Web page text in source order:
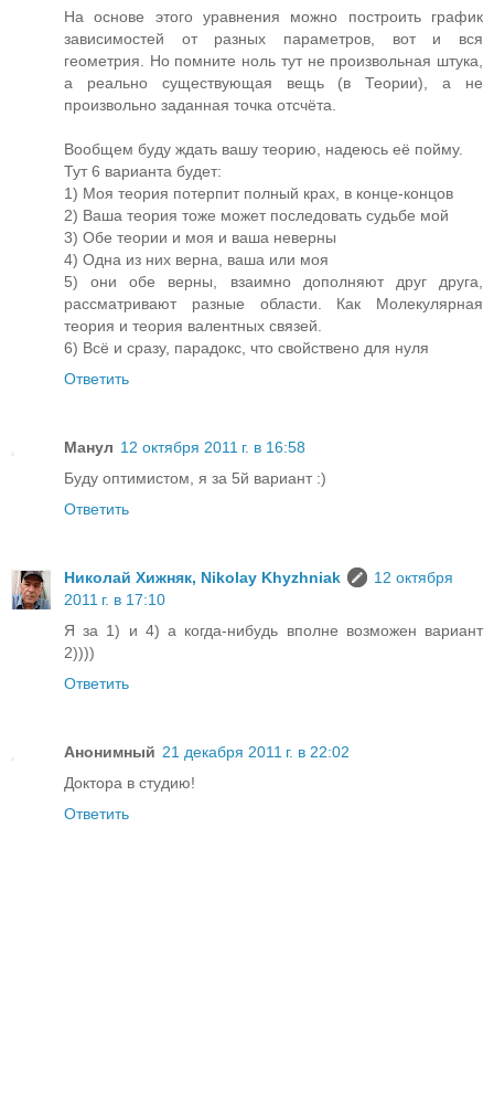
На основе этого уравнения можно построить график
зависимостей от разных параметров, вот и вся
геометрия. Но помните ноль тут не произвольная штука,
а реально существующая вещь (в Теории), а не
произвольно заданная точка отсчёта.
Вообщем буду ждать вашу теорию, надеюсь её пойму.
Тут 6 варианта будет:
1) Моя теория потерпит полный крах, в конце-концов
2) Ваша теория тоже может последовать судьбе мой
3) Обе теории и моя и ваша неверны
4) Одна из них верна, ваша или моя
5) они обе верны, взаимно дополняют друг друга,
рассматривают разные области. Как Молекулярная
теория и теория валентных связей.
6) Всё и сразу, парадокс, что свойствено для нуля
Ответить
Манул 12 октября 2011 г. в 16:58
Буду оптимистом, я за 5й вариант :)
Ответить
Николай Хижняк, Nikolay Khyzhniak
12 октября
2011 г. в 17:10
Я за 1) и 4) а когда-нибудь вполне возможен вариант
2))))
Ответить
Анонимный 21 декабря 2011 г. в 22:02
Доктора в студию!
Ответить